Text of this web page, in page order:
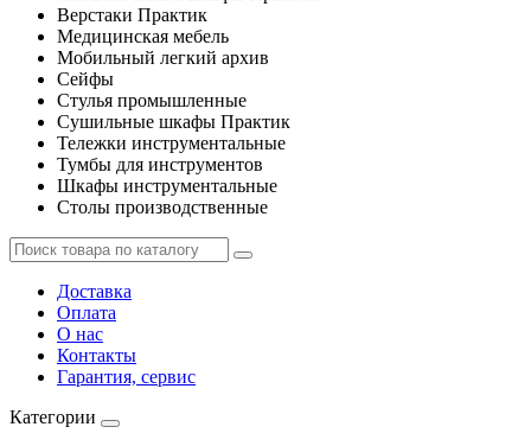
Верстаки Практик
Медицинская мебель
Мобильный легкий архив
Сейфы
Стулья промышленные
Сушильные шкафы Практик
Тележки инструментальные
Тумбы для инструментов
Шкафы инструментальные
Столы производственные
Доставка
Оплата
О нас
Контакты
Гарантия, сервис
Категории